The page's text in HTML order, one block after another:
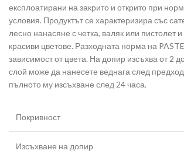
експлоатирани на закрито и открито при
условия. Продуктът се характеризира със
лесно нанасяне с четка, валяк или пистолет
красиви цветове. Разходната норма на
зависимост от цвета. На допир изсъхва от 2
слой може да нанесете веднага след
пълното му изсъхване след 24 часа.
Покривност
Изсъхване на допир